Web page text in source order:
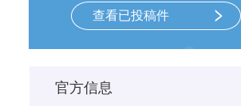
查看已投稿件
官方信息